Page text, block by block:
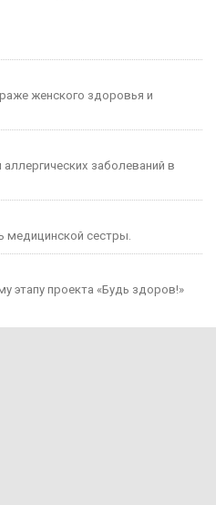
женского здоровья и
заболеваний в
медицинской сестры.
этапу проекта «Будь здоров!»